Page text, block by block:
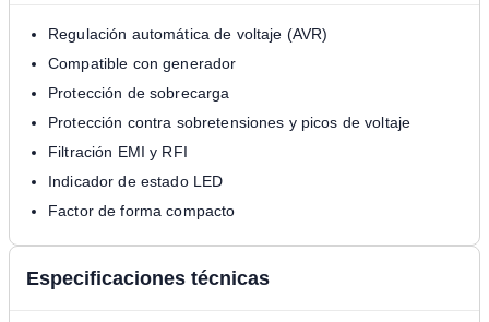
Regulación automática de voltaje (AVR)
Compatible con generador
Protección de sobrecarga
Protección contra sobretensiones y picos de voltaje
Filtración EMI y RFI
Indicador de estado LED
Factor de forma compacto
Especificaciones técnicas